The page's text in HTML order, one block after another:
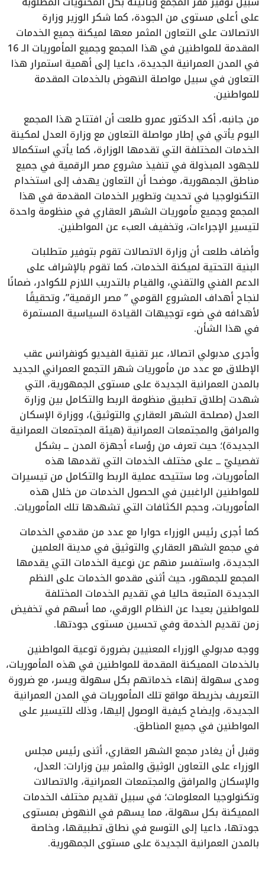
على أعلى مستوى من الجودة، كما شكر الوزير وزارة
الاتصالات على التعاون المثمر معها لميكنة جميع الخدمات
المقدمة للمواطنين في هذا المجمع وجميع المأموريات الـ 16
في المدن العمرانية الجديدة، داعيا إلى أهمية استمرار هذا
التعاون في سبيل مواصلة النهوض بالخدمات المقدمة
للمواطنين.
من جانبه، أكد الدكتور عمرو طلعت أن افتتاح هذا المجمع
اليوم يأتي في إطار مواصلة التعاون مع وزارة العدل لمكينة
الخدمات المختلفة التي تقدمها الوزارة، كما يأتي استكمالا
للجهود المبذولة في تنفيذ مشروع مصر الرقمية في جميع
مناطق الجمهورية، موضحا أن التعاون يهدف إلى استخدام
التكنولوجيا في تحديث وتطوير الخدمات المقدمة في هذا
المجمع وجميع مأموريات الشهر العقاري في منظومة واحدة
لتيسير الإجراءات، وتخفيف العبء عن المواطنين.
وأضاف طلعت أن وزارة الاتصالات تقوم بتوفير متطلبات
البنية التحتية لميكنة الخدمات، كما تقوم بالإشراف على
الدعم الفني والتقني، والقيام بالتدريب اللازم للكوادر، ضمانًا
لنجاح أهداف المشروع القومي ” مصر الرقمية”، وتحقيقًا
لأهدافه في ضوء توجيهات القيادة السياسية المستمرة
في هذا الشأن.
وأجرى مدبولي اتصالا، عبر تقنية الفيديو كونفرانس عقب
الإطلاق مع عدد من مأموريات شهر التجمع العمراني الجديد
بالمدن العمرانية الجديدة على مستوى الجمهورية، التي
شهدت إطلاق تطبيق منظومة الربط والتكامل بين وزارة
العدل (مصلحة الشهر العقاري والتوثيق)، ووزارة الإسكان
والمرافق والمجتمعات العمرانية (هيئة المجتمعات العمرانية
الجديدة)؛ حيث تعرف من رؤساء أجهزة المدن ــ بشكل
تفصيليّ ــ على مختلف الخدمات التي تقدمها هذه
المأموريات، وما ستتيحه عملية الربط والتكامل من تيسيرات
للمواطنين الراغبين في الحصول الخدمات من خلال هذه
المأموريات، وحجم الكثافات التي تشهدها تلك المأموريات.
كما أجرى رئيس الوزراء حوارا مع عدد من مقدمي الخدمات
في مجمع الشهر العقاري والتوثيق في مدينة العلمين
الجديدة، واستفسر منهم عن نوعية الخدمات التي يقدمها
المجمع للجمهور، حيث أثنى مقدمو الخدمات على النظم
الجديدة المتبعة حاليا في تقديم الخدمات المختلفة
للمواطنين بعيدا عن النظام الورقي، مما أسهم في تخفيض
زمن تقديم الخدمة وفي تحسين مستوى جودتها.
ووجه مدبولي الوزراء المعنيين بضرورة توعية المواطنين
بالخدمات المميكنة المقدمة للمواطنين في هذه المأموريات،
ومدى سهولة إنهاء خدماتهم بكل سهولة ويسر، مع ضرورة
التعريف بخريطة مواقع تلك المأموريات في المدن العمرانية
الجديدة، وإيضاح كيفية الوصول إليها، وذلك للتيسير على
المواطنين في جميع المناطق.
وقبل أن يغادر مجمع الشهر العقاري، أثنى رئيس مجلس
الوزراء على التعاون الوثيق والمثمر بين وزارات: العدل،
والإسكان والمرافق والمجتمعات العمرانية، والاتصالات
وتكنولوجيا المعلومات؛ في سبيل تقديم مختلف الخدمات
المميكنة بكل سهولة، مما يسهم في النهوض بمستوى
جودتها، داعيا إلى التوسع في نطاق تطبيقها، وخاصة
بالمدن العمرانية الجديدة على مستوى الجمهورية.